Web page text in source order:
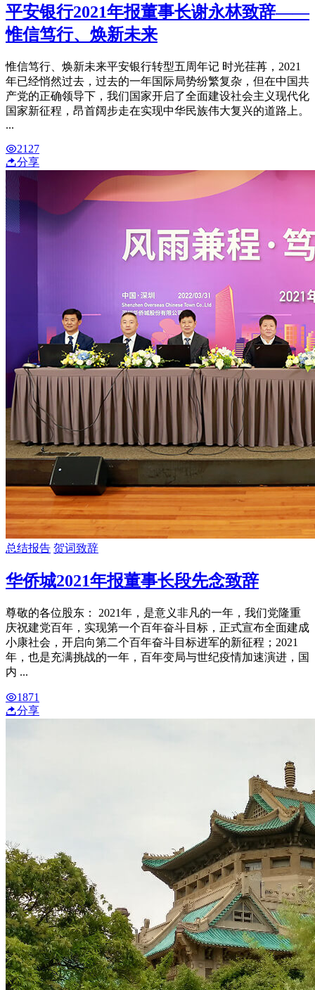
平安银行2021年报董事长谢永林致辞——
惟信笃行、焕新未来
惟信笃行、焕新未来平安银行转型五周年记 时光荏苒，2021
年已经悄然过去，过去的一年国际局势纷繁复杂，但在中国共
产党的正确领导下，我们国家开启了全面建设社会主义现代化
国家新征程，昂首阔步走在实现中华民族伟大复兴的道路上。
...
2127
分享
总结报告 贺词致辞
华侨城2021年报董事长段先念致辞
尊敬的各位股东： 2021年，是意义非凡的一年，我们党隆重
庆祝建党百年，实现第一个百年奋斗目标，正式宣布全面建成
小康社会，开启向第二个百年奋斗目标进军的新征程；2021
年，也是充满挑战的一年，百年变局与世纪疫情加速演进，国
内 ...
1871
分享